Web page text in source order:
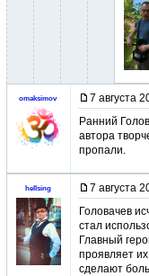
omaksimov 7 августа
Ранний
автора
пропали.
hellsing 7 августа
Головачев
стал
Главный
проявляет
сделают